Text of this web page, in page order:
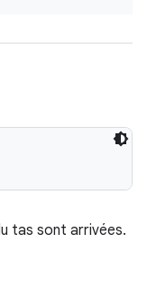
tas sont arrivées.